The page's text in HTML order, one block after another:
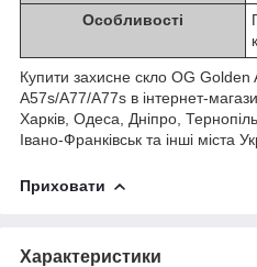
Особливості
Купити захисне скло OG
A57s/A77/A77s в інтернет-
Харків, Одеса, Дніпро,
Івано-Франківськ та інші міста
Приховати
Характеристики